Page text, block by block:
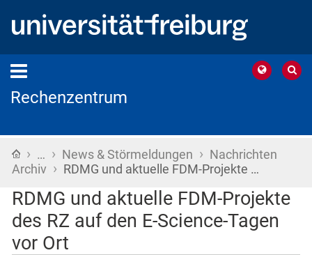
Rechenzentrum
Startseite
› … › News & Störmeldungen › Nachrichten
Archiv › RDMG und aktuelle FDM-Projekte …
RDMG und aktuelle FDM-Projekte
des RZ auf den E-Science-Tagen
vor Ort